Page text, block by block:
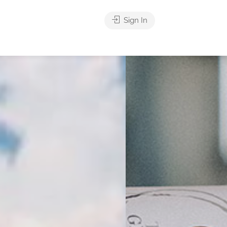
Sign In